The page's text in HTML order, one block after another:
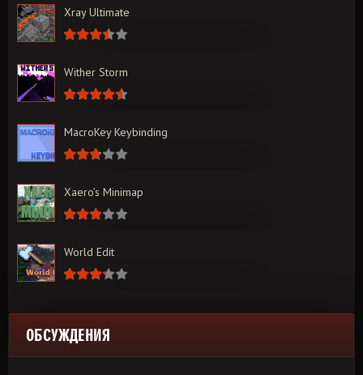
Xray Ultimate
Wither Storm
MacroKey Keybinding
Xaero’s Minimap
World Edit
ОБСУЖДЕНИЯ